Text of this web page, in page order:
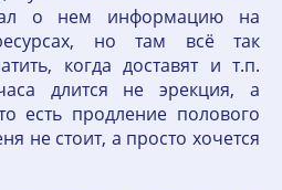
о нем информацию на
но там всё так
когда доставят и т.п.
длится не эрекция, а
есть продление полового
не стоит, а просто хочется